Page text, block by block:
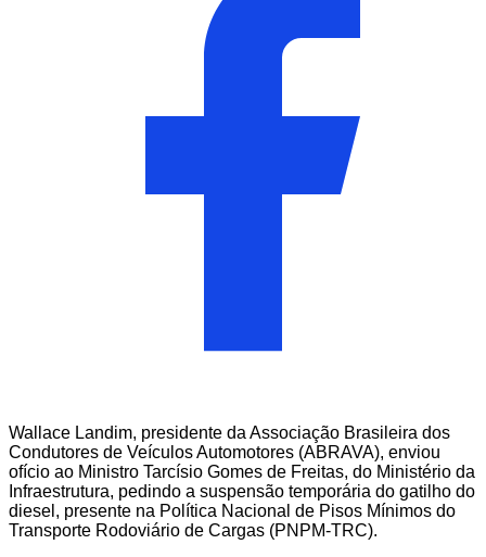
Wallace Landim, presidente da Associação Brasileira dos
Condutores de Veículos Automotores (ABRAVA), enviou
ofício ao Ministro Tarcísio Gomes de Freitas, do Ministério da
Infraestrutura, pedindo a suspensão temporária do gatilho do
diesel, presente na Política Nacional de Pisos Mínimos do
Transporte Rodoviário de Cargas (PNPM-TRC).